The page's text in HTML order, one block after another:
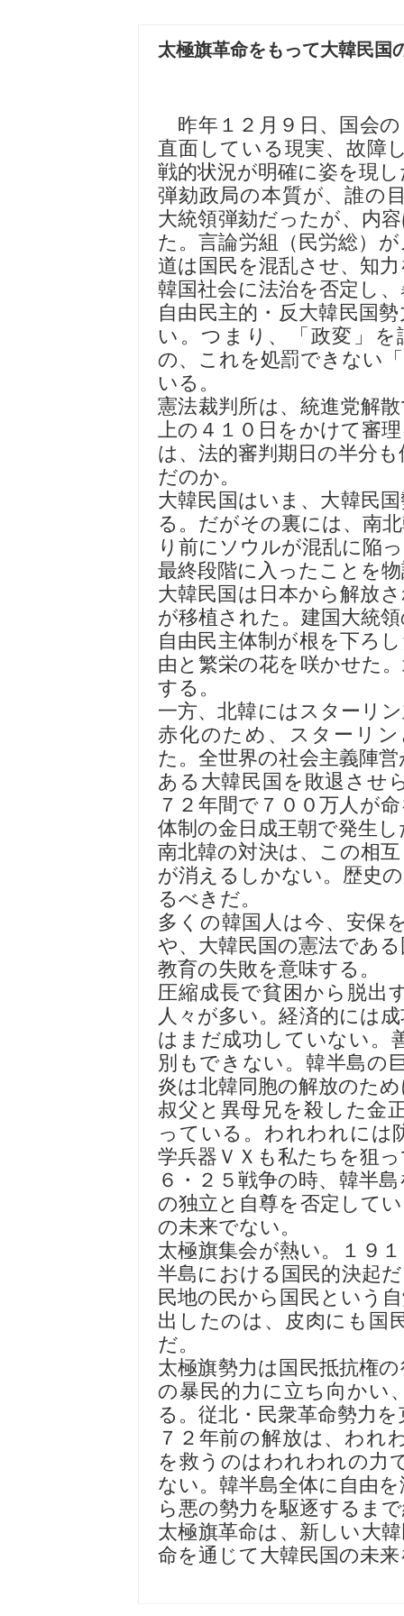
太極旗革命をもって大韓民国
昨年１２月９日、国会
直面している現実、故障
戦的状況が明確に姿を現
弾劾政局の本質が、誰の
大統領弾劾だったが、内
た。言論労組（民労総）
道は国民を混乱させ、知
韓国社会に法治を否定し
自由民主的・反大韓民国
い。つまり、「政変」
の、これを処罰できない
いる。
憲法裁判所は、統進党解
上の４１０日をかけて審
は、法的審判期日の半分
だのか。
大韓民国はいま、大韓民
る。だがその裏には、南
り前にソウルが混乱に陥
最終段階に入ったことを
大韓民国は日本から解放
が移植された。建国大統
自由民主体制が根を下ろ
由と繁栄の花を咲かせた
する。
一方、北韓にはスターリ
赤化のため、スターリ
た。全世界の社会主義陣
ある大韓民国を敗退させ
７２年間で７００万人が
体制の金日成王朝で発生し
南北韓の対決は、この相
が消えるしかない。歴史
るべきだ。
多くの韓国人は今、安保
や、大韓民国の憲法であ
教育の失敗を意味する。
圧縮成長で貧困から脱出
人々が多い。経済的には
はまだ成功していない。
別もできない。韓半島の
炎は北韓同胞の解放のた
叔父と異母兄を殺した金
っている。われわれには
学兵器ＶＸも私たちを狙
６・２５戦争の時、韓半
の独立と自尊を否定して
の未来でない。
太極旗集会が熱い。１９
半島における国民的決起
民地の民から国民という
出したのは、皮肉にも国
だ。
太極旗勢力は国民抵抗権
の暴民的力に立ち向かい
る。従北・民衆革命勢力
７２年前の解放は、われ
を救うのはわれわれの力
ない。韓半島全体に自由
ら悪の勢力を駆逐するま
太極旗革命は、新しい大
命を通じて大韓民国の未